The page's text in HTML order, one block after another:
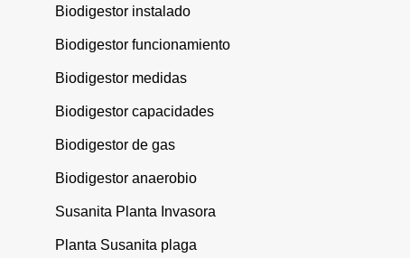
Biodigestor instalado
Biodigestor funcionamiento
Biodigestor medidas
Biodigestor capacidades
Biodigestor de gas
Biodigestor anaerobio
Susanita Planta Invasora
Planta Susanita plaga